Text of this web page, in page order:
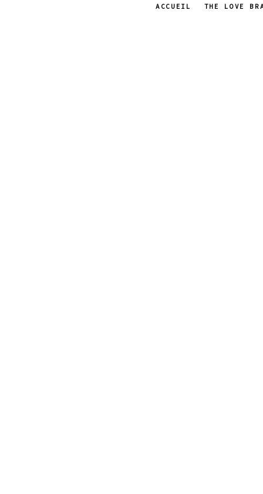
ACCUEIL THE LOVE